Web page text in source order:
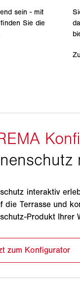
sein - mit
Sie die
interaktiv
die Terrasse und
Produkt Ihrer